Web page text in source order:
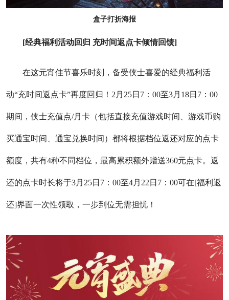
盒子打折海报
[经典福利活动回归 充时间返点卡倾情回馈]
在这元宵佳节喜乐时刻，备受侠士喜爱的经典福利活
动“充时间返点卡”再度回归！2月25日7：00至3月18日7：00
期间，侠士充值点/月卡（包括直接充值游戏时间、游戏币购
买通宝时间、通宝兑换时间）都将根据档位返还对应的点卡
额度，共有4种不同档位，最高累积额外赠送360元点卡。返
还的点卡时长将于3月25日7：00至4月22日7：00可在[福利返
还]界面一次性领取，一步到位无需担忧！